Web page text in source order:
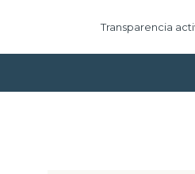
Transparencia